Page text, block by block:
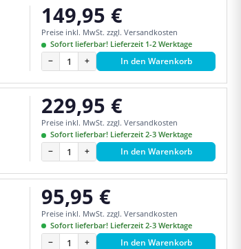
Regulärer Preis:
149,95 €
Preise inkl. MwSt. zzgl. Versandkosten
Sofort lieferbar! Lieferzeit 1-2 Werktage
− + In den Warenkorb
Regulärer Preis:
229,95 €
Preise inkl. MwSt. zzgl. Versandkosten
Sofort lieferbar! Lieferzeit 2-3 Werktage
− + In den Warenkorb
Regulärer Preis:
95,95 €
Preise inkl. MwSt. zzgl. Versandkosten
Sofort lieferbar! Lieferzeit 2-3 Werktage
− + In den Warenkorb